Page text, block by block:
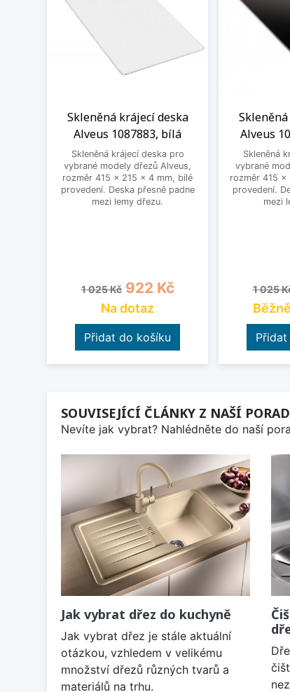
Skleněná krájecí deska
Alveus 1087883, bílá
Skleněná krájecí deska pro
vybrané modely dřezů Alveus,
rozměr 415 x 215 x 4 mm, bílé
provedení. Deska přesně padne
mezi lemy dřezu.
Běžná cena
1 025 Kč Cena
922 Kč
Na dotaz
Přidat do košíku
Alveus
Skleněná
vybrané
rozměr 415 x
provedení.
mezi
Běžná
1 025
SOUVISEJÍCÍ ČLÁNKY Z NAŠÍ
Nevíte jak vybrat? Nahlédněte do naší
Jak vybrat dřez do kuchyně
Jak vybrat dřez je stále aktuální
otázkou, vzhledem v velikému
množství dřezů různých tvarů a
materiálů na trhu.